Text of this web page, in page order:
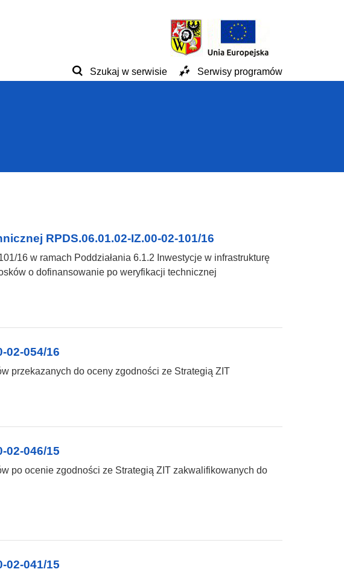
Szukaj w serwisie Serwisy programów
RPDS.06.01.02-IZ.00-02-101/16
16 w ramach Poddziałania 6.1.2 Inwestycje w infrastrukturę
o dofinansowanie po weryfikacji technicznej
02-054/16
przekazanych do oceny zgodności ze Strategią ZIT
02-046/15
po ocenie zgodności ze Strategią ZIT zakwalifikowanych do
02-041/15